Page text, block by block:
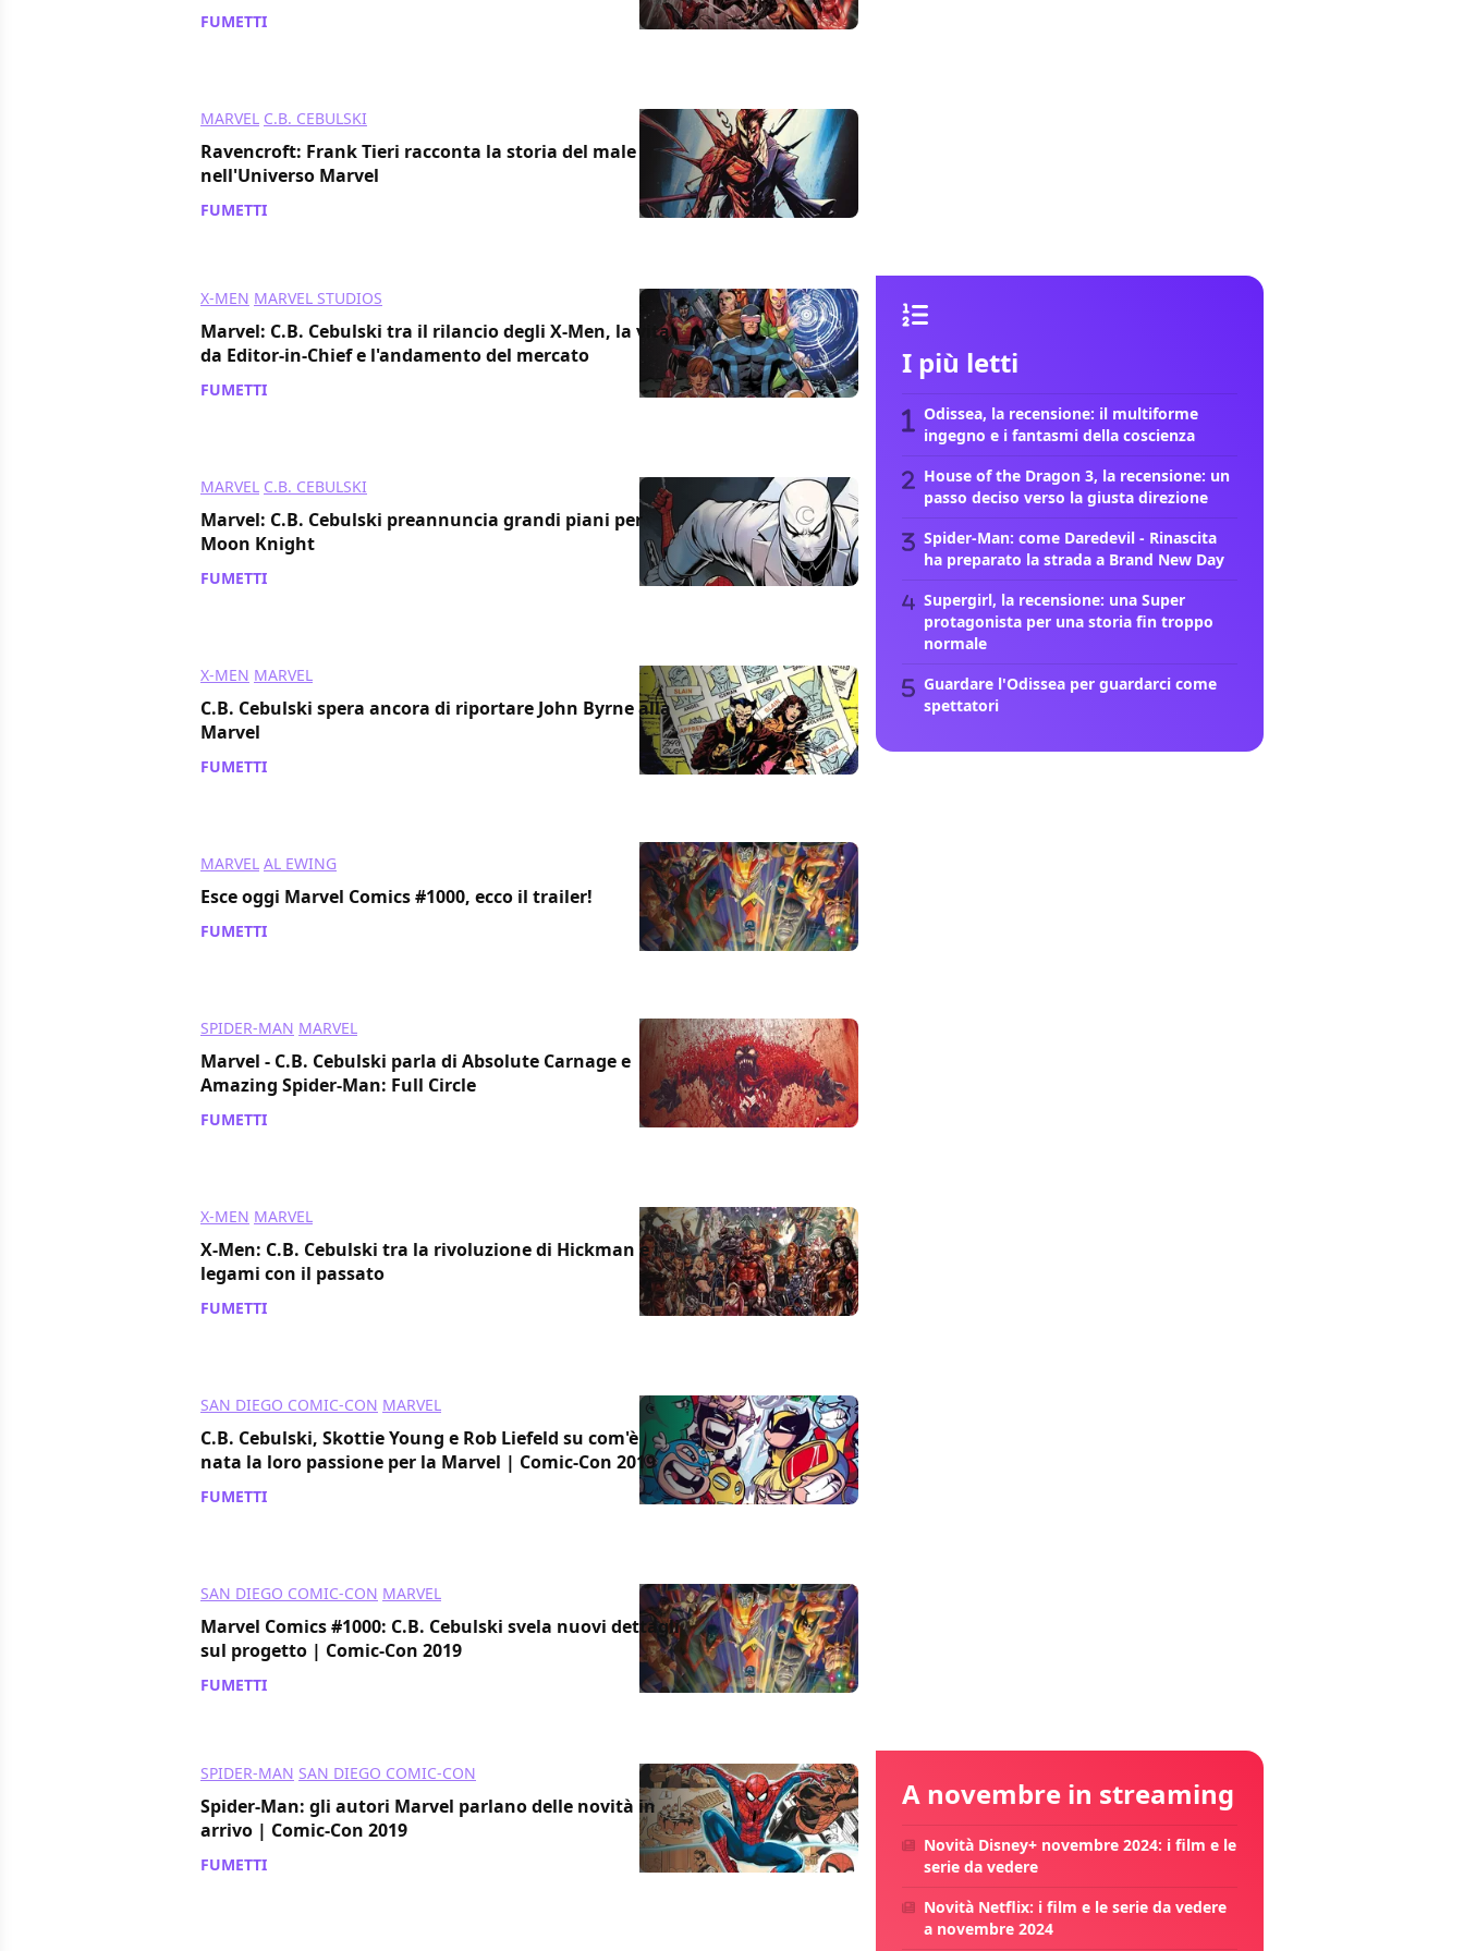
FUMETTI
MARVEL C.B. CEBULSKI
Ravencroft: Frank Tieri racconta la storia del male
nell'Universo Marvel
FUMETTI
X-MEN MARVEL STUDIOS
Marvel: C.B. Cebulski tra il rilancio degli X-Men, la vita
da Editor-in-Chief e l'andamento del mercato
FUMETTI
MARVEL C.B. CEBULSKI
Marvel: C.B. Cebulski preannuncia grandi piani per
Moon Knight
FUMETTI
X-MEN MARVEL
C.B. Cebulski spera ancora di riportare John Byrne alla
Marvel
FUMETTI
MARVEL AL EWING
Esce oggi Marvel Comics #1000, ecco il trailer!
FUMETTI
SPIDER-MAN MARVEL
Marvel - C.B. Cebulski parla di Absolute Carnage e
Amazing Spider-Man: Full Circle
FUMETTI
X-MEN MARVEL
X-Men: C.B. Cebulski tra la rivoluzione di Hickman e i
legami con il passato
FUMETTI
SAN DIEGO COMIC-CON MARVEL
C.B. Cebulski, Skottie Young e Rob Liefeld su com'è
nata la loro passione per la Marvel | Comic-Con 2019
FUMETTI
SAN DIEGO COMIC-CON MARVEL
Marvel Comics #1000: C.B. Cebulski svela nuovi dettagli
sul progetto | Comic-Con 2019
FUMETTI
I più letti
Odissea, la recensione: il multiforme
ingegno e i fantasmi della coscienza
House of the Dragon 3, la recensione: un
passo deciso verso la giusta direzione
Spider-Man: come Daredevil - Rinascita
ha preparato la strada a Brand New Day
Supergirl, la recensione: una Super
protagonista per una storia fin troppo
normale
Guardare l'Odissea per guardarci come
spettatori
SPIDER-MAN SAN DIEGO COMIC-CON
Spider-Man: gli autori Marvel parlano delle novità in
arrivo | Comic-Con 2019
FUMETTI
A novembre in streaming
Novità Disney+ novembre 2024: i film e le
serie da vedere
Novità Netflix: i film e le serie da vedere
a novembre 2024